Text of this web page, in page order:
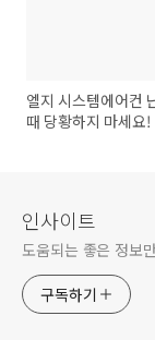
엘지 시스템에어컨
때 당황하지 마세요
인사이트
도움되는 좋은 정보
구독하기